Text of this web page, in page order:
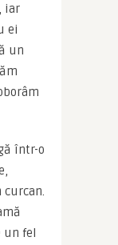
iar
ei
un
într-o
un fel